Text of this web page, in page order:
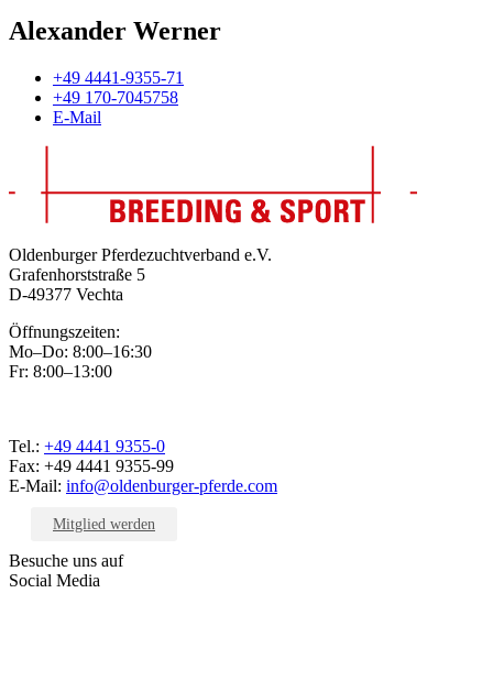
Alexander Werner
+49 4441-9355-71
+49 170-7045758
E-Mail
Oldenburger Pferdezuchtverband e.V.
Grafenhorststraße 5
D-49377 Vechta
Öffnungszeiten:
Mo–Do: 8:00–16:30
Fr: 8:00–13:00
Tel.: +49 4441 9355-0
Fax: +49 4441 9355-99
E-Mail: info@oldenburger-pferde.com
Mitglied werden
Besuche uns auf
Social Media